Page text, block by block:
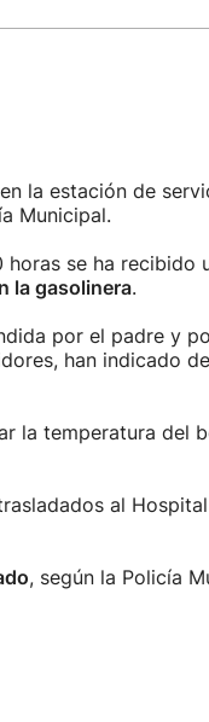
la estación de
Municipal.
se ha recibido
la gasolinera.
por el padre y
han indicado
la temperatura del
al
, según la Policía